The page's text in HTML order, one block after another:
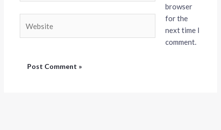
browser
for the
next time I
comment.